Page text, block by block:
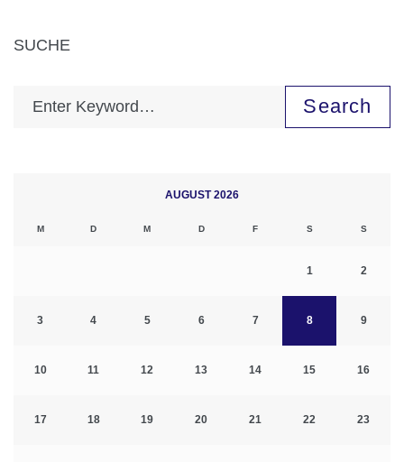
SUCHE
Search
AUGUST 2026
M D M D F S S
1 2
3 4 5 6 7 8 9
10 11 12 13 14 15 16
17 18 19 20 21 22 23